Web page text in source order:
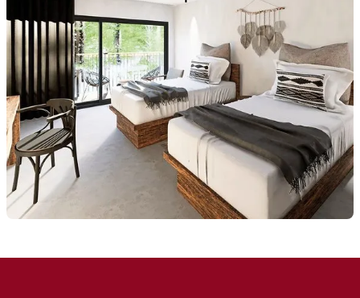
BALMY BEACH
RESORT KEMER****+
TRAUMHOTEL